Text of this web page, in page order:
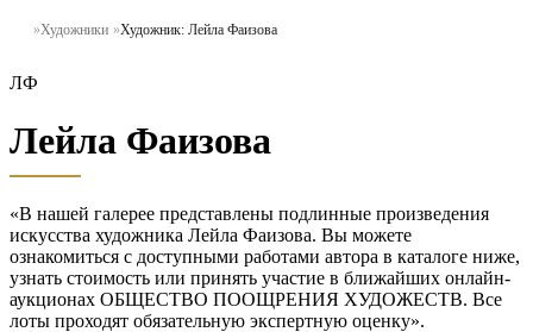
Художники Художник: Лейла Фаизова
ЛФ
Лейла Фаизова
«В нашей галерее представлены подлинные произведения
искусства художника Лейла Фаизова. Вы можете
ознакомиться с доступными работами автора в каталоге ниже,
узнать стоимость или принять участие в ближайших онлайн-
аукционах ОБЩЕСТВО ПООЩРЕНИЯ ХУДОЖЕСТВ. Все
лоты проходят обязательную экспертную оценку».